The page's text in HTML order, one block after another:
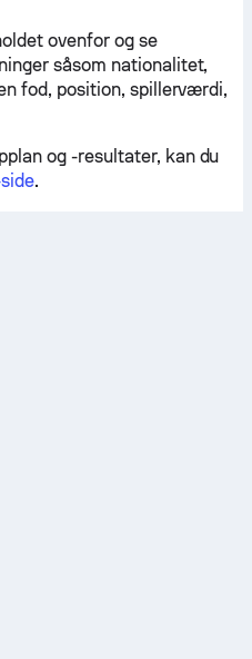
ovenfor og se
såsom nationalitet,
fod, position, spillerværdi,
og -resultater, kan du
.